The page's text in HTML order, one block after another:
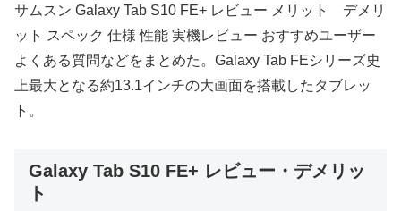
サムスン Galaxy Tab S10 FE+ レビュー メリット デメリ
ット スペック 仕様 性能 実機レビュー おすすめユーザー
よくある質問などをまとめた。Galaxy Tab FEシリーズ史
上最大となる約13.1インチの大画面を搭載したタブレッ
ト。
Galaxy Tab S10 FE+ レビュー・デメリッ
ト